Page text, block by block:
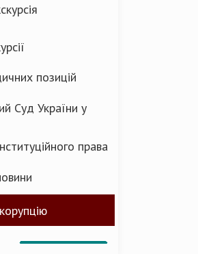
позицій
Суд України у
права